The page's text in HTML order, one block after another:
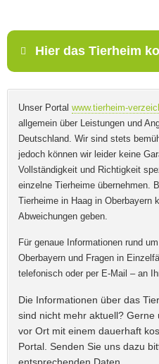
Telefonnummer
Mit Absenden der
AGB`s.
Hier das Tierheim
Name*
E-Mail*
Name des Tierheims
Adresse*
Unser Portal www.tierheim-
allgemein über Leistungen und
Deutschland. Wir sind stets
jedoch können wir leider keine
Vollständigkeit und Richtigkeit
einzelne Tierheime übernehmen.
Tierheime in Haag in Oberbayern
Abweichungen geben.
Für genaue Informationen rund
Oberbayern und Fragen in
telefonisch oder per E-Mail – an
Die Informationen über das
sind nicht mehr aktuell?
vor Ort mit einem dauerhaft
Portal. Senden Sie uns dazu